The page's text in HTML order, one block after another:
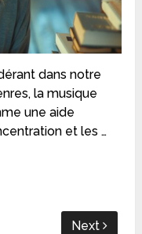
dans notre
la musique
une aide
et les …
Next